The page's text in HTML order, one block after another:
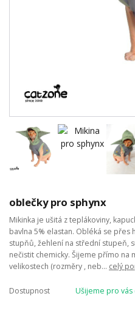
oblečky pro sphynx
Mikinka je ušitá z teplákoviny,
bavlna 5% elastan. Obléká se přes
stupňů, žehlení na střední stupeň,
nečistit chemicky. Šijeme přímo na
velikostech (rozměry , neb... celý
Dostupnost Ušijeme pro vás